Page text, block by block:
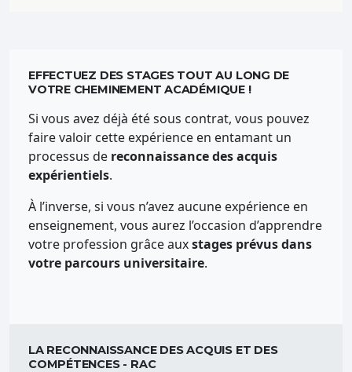
EFFECTUEZ DES STAGES TOUT AU LONG DE
VOTRE CHEMINEMENT ACADÉMIQUE !
Si vous avez déjà été sous contrat, vous pouvez
faire valoir cette expérience en entamant un
processus de reconnaissance des acquis
expérientiels.
À l’inverse, si vous n’avez aucune expérience en
enseignement, vous aurez l’occasion d’apprendre
votre profession grâce auxstages prévus dans
votre parcours universitaire.
LA RECONNAISSANCE DES ACQUIS ET DES
COMPÉTENCES - RAC